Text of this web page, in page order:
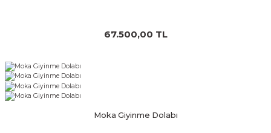
67.500,00 TL
Moka Giyinme Dolabı